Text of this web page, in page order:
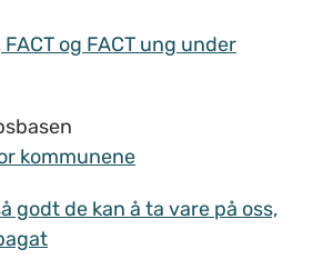
og FACT ung under
kommunene
godt de kan å ta vare på oss,